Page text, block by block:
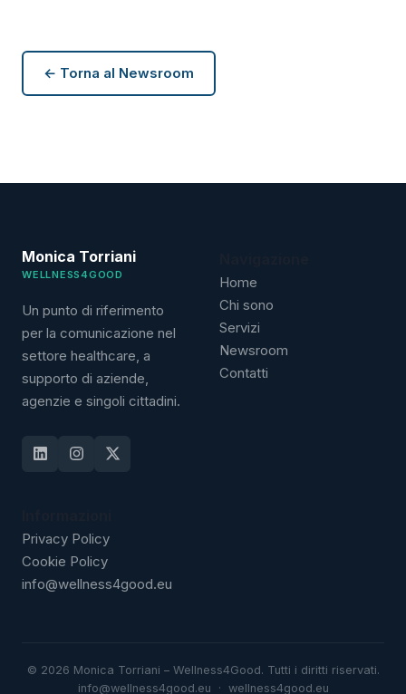
← Torna al Newsroom
Monica Torriani
WELLNESS4GOOD
Un punto di riferimento
per la comunicazione nel
settore healthcare, a
supporto di aziende,
agenzie e singoli cittadini.
Home
Chi sono
Servizi
Newsroom
Contatti
Privacy Policy
Cookie Policy
info@wellness4good.eu
© 2026 Monica Torriani – Wellness4Good. Tutti i diritti riservati.
info@wellness4good.eu · wellness4good.eu